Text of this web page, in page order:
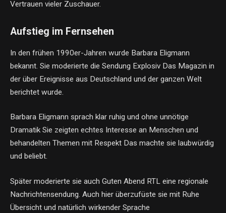
Vertrauen vieler Zuschauer.
Aufstieg im Fernsehen
In den frühen 1990er-Jahren wurde Barbara Eligmann
bekannt. Sie moderierte die Sendung Explosiv Das Magazin in
der über Ereignisse aus Deutschland und der ganzen Welt
berichtet wurde.
Barbara Eligmann sprach klar ruhig und ohne unnötige
Dramatik Sie zeigten echtes Interesse an Menschen und
behandelten Themen mit Respekt Das machte sie laubwürdig
und beliebt.
Später moderierte sie auch Guten Abend RTL eine regionale
Nachrichtensendung. Auch hier überzufüste sie mit Ruhe
Übersicht und natürlich wirkender Sprache